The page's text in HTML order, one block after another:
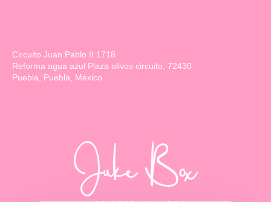
Circuito Juan Pablo II 1718
Reforma agua azul Plaza olivos circuito, 72430
Puebla, Puebla, México